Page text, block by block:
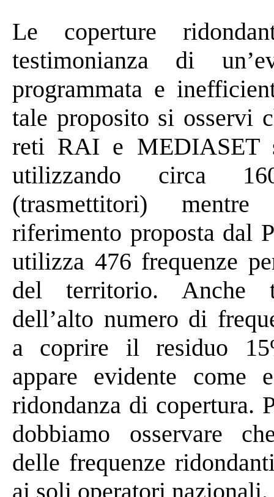
Le coperture
testimonianza di
programmata e
tale proposito si osservi
reti RAI e MEDIASET
utilizzando circa
(trasmettitori)
riferimento proposta dal
utilizza 476 frequenze
del territorio. Anche
dell’alto numero di
a coprire il residuo
appare evidente come
ridondanza di copertura.
dobbiamo osservare
delle frequenze
ai soli operatori nazionali.